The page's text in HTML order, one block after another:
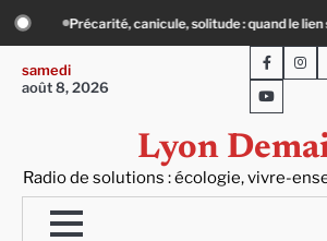
Skip
content
essentiel « Ça chauffe » : des acteurs du
samedi
août 8, 2026
Lyon
Radio de solutions : écologie, vivre-
Youtube